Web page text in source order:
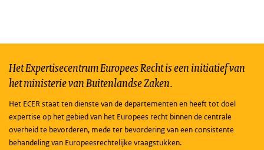
Het Expertisecentrum Europees Recht is een initiatief van
het ministerie van Buitenlandse Zaken.
Het ECER staat ten dienste van de departementen en heeft tot doel
expertise op het gebied van het Europees recht binnen de centrale
overheid te bevorderen, mede ter bevordering van een consistente
behandeling van Europeesrechtelijke vraagstukken.